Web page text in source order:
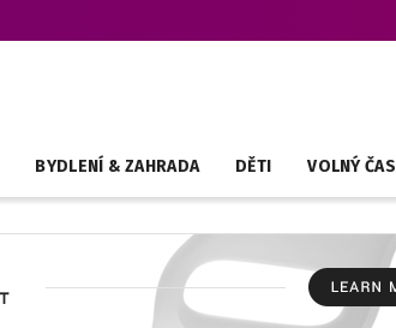
BYDLENÍ & ZAHRADA DĚTI VOLNÝ ČAS